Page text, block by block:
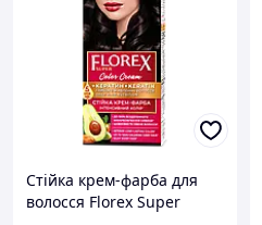
Стійка крем-фарба для
волосся Florex Super